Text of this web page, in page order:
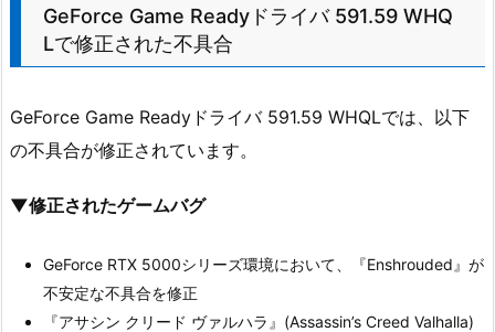
GeForce Game Readyドライバ 591.59 WHQ
Lで修正された不具合
GeForce Game Readyドライバ 591.59 WHQLでは、以下
の不具合が修正されています。
▼修正されたゲームバグ
GeForce RTX 5000シリーズ環境において、『Enshrouded』が
不安定な不具合を修正
『アサシン クリード ヴァルハラ』(Assassin’s Creed Valhalla)